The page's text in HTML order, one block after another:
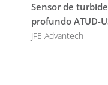
Sensor de
profundo ATUD-
JFE Advantech